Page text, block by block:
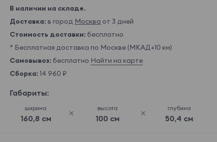
В наличии на складе.
Доставка: в город Москва от 3 дней
Стоимость доставки: бесплатно
* Бесплатная доставка по Москве (МКАД+10 км)
Самовывоз: бесплатно Найти на карте
Сборка: 14 960 ₽
Габариты:
ширина
160,8 см
высота
100 см
глубина
50,4 см